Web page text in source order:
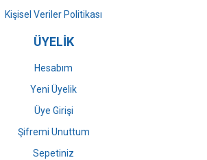
Kişisel Veriler Politikası
ÜYELİK
Hesabım
Yeni Üyelik
Üye Girişi
Şifremi Unuttum
Sepetiniz